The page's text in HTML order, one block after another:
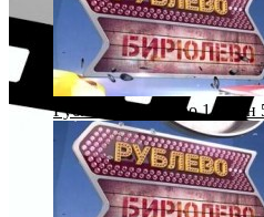
Рублёво-Бирюлёво 1 сезон